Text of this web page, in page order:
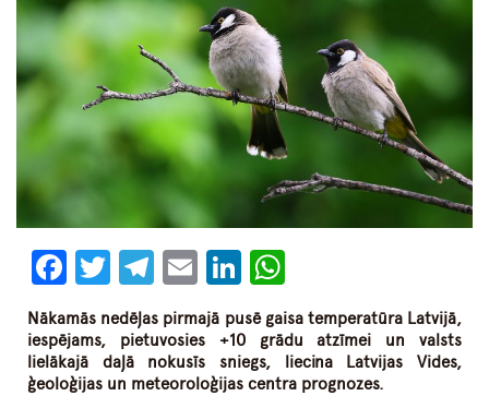
Facebook
Twitter
Telegram
EmailLinkedIn
Nākamās nedēļas pirmajā pusē gaisa temperatūra Latvijā,
iespējams, pietuvosies +10 grādu atzīmei un valsts
lielākajā daļā nokusīs sniegs, liecina Latvijas Vides,
ģeoloģijas un meteoroloģijas centra prognozes.